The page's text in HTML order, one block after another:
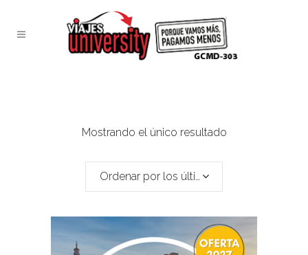
Mostrando el único resultado
Ordenar por los últimos